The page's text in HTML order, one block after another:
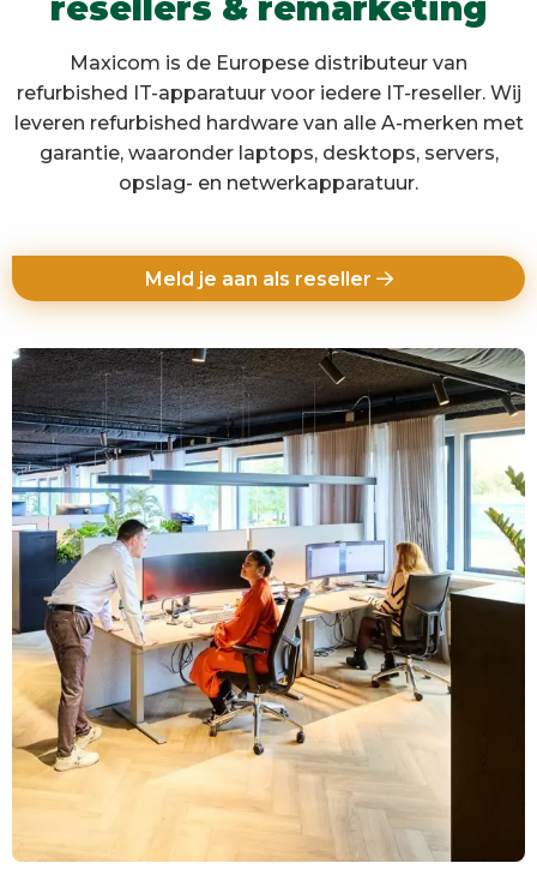
resellers & remarketing
Maxicom is de Europese distributeur van
refurbished IT-apparatuur voor iedere IT-reseller. Wij
leveren refurbished hardware van alle A-merken met
garantie, waaronder laptops, desktops, servers,
opslag- en netwerkapparatuur.
Meld je aan als reseller